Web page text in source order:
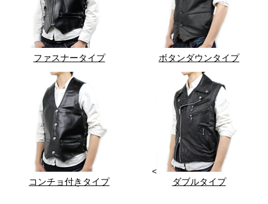
ファスナータイプ ボタンダウンタイプ
コンチョ付きタイプ
<
ダブルタイプ